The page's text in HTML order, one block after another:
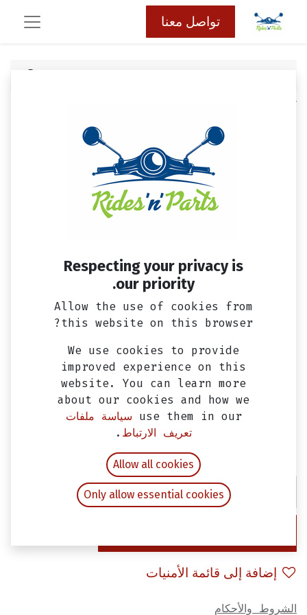
تواصل معنا
كافة المنتجات
بكر سحب SYM 300
شامل ضريبة القيمة المضافة
إضافة إلى قائمة الأمنيات
الشروط والأحكام
Respecting your privacy is
our priority.
Allow the use of cookies from
this website on this browser?
We use cookies to provide
improved experience on this
website. You can learn more
about our cookies and how we
use them in our سياسة ملفات
تعريف الارتباط .
Allow all cookies
Only allow essential cookies